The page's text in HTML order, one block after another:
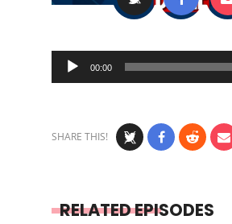
Audio
Player
00:00
SHARE THIS!
RELATED EPISODES